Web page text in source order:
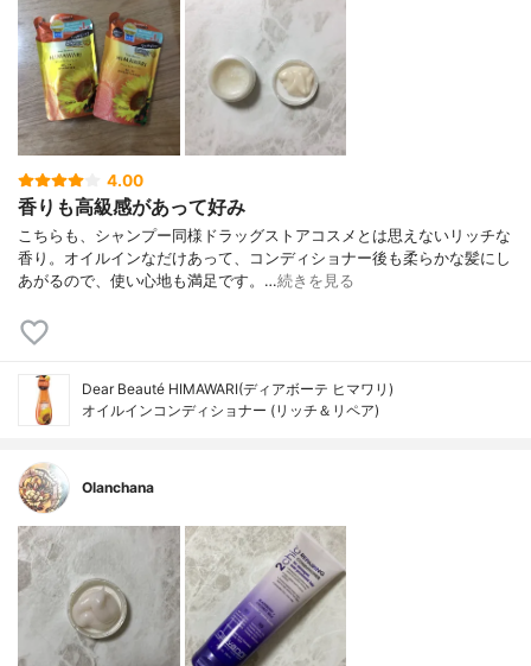
4.00
香りも高級感があって好み
こちらも、シャンプー同様ドラッグストアコスメとは思えないリッチな
香り。オイルインなだけあって、コンディショナー後も柔らかな髪にし
あがるので、使い心地も満足です。…続きを見る
Dear Beauté HIMAWARI(ディアボーテ ヒマワリ)
オイルインコンディショナー (リッチ＆リペア)
Olanchana